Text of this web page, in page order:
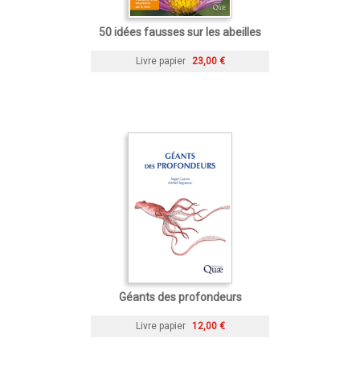
50 idées fausses sur les abeilles
Livre papier 23,00 €
Géants des profondeurs
Livre papier 12,00 €